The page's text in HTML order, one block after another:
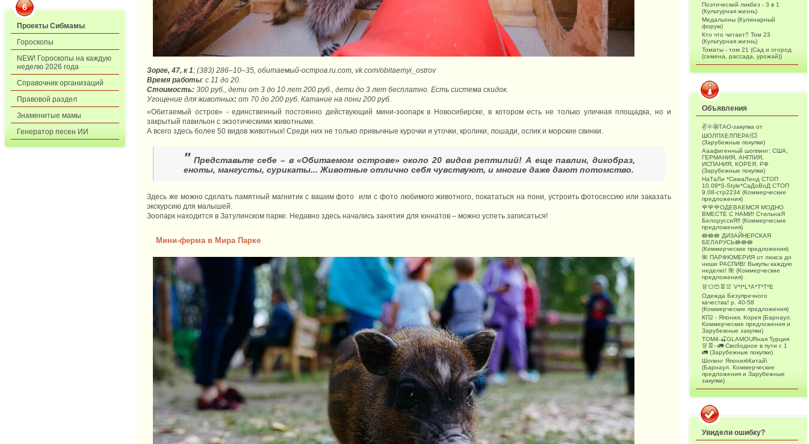
6
Проекты Сибмамы
Гороскопы
NEW! Гороскопы на каждую
неделю 2026 года
Справочник организаций
Правовой раздел
Знаменитые мамы
Генератор песен ИИ
Зорге, 47, к 1; (383) 286‒10‒35, обитаемый-остров.ru.com, vk.com/obitaemyi_ostrov
Время работы: с 11 до 20.
Стоимость: 300 руб., дети от 3 до 10 лет 200 руб., дети до 3 лет бесплатно. Есть система скидок.
Угощение для животных: от 70 до 200 руб. Катание на пони 200 руб.
«Обитаемый остров» - единственный постоянно действующий мини-зоопарк в Новосибирске, в котором есть не только уличная площадка, но и
закрытый павильон с экзотическими животными.
А всего здесь более 50 видов животных! Среди них не только привычные курочки и уточки, кролики, лошади, ослик и морские свинки.
" Представьте себе – в «Обитаемом острове» около 20 видов рептилий! А еще павлин, дикобраз,
еноты, мангусты, сурикаты... Животные отлично себя чувствуют, и многие даже дают потомство.
Здесь же можно сделать памятный магнитик с вашим фото или с фото любимого животного, покататься на пони, устроить фотосессию или заказать
экскурсию для малышей.
Зоопарк находится в Затулинском парке. Недавно здесь начались занятия для юннатов – можно успеть записаться!
Мини-ферма в Мира Парке
Поэтический ликбез - 3 в 1
(Культурная жизнь)
Медальоны (Кулинарный
форум)
Кто что читает? Том 23
(Культурная жизнь)
Томаты - том 21 (Сад и огород
(семена, рассада, урожай))
Объявления
✌️🌞🤩ТАО-закупка от
ШОЛПХЕЛПЕРА!💥
(Зарубежные покупки)
Ааафигенный шоппинг: США,
ГЕРМАНИЯ, АНГЛИЯ,
ИСПАНИЯ, КОРЕЯ, РФ
(Зарубежные покупки)
НаТаЛи *СимаЛенд СТОП
10.08*S-Style*СаДоВоД СТОП
9.08-стр2234 (Коммерческие
предложения)
🌹🌹🌹ОДЕВАЕМСЯ МОДНО
ВМЕСТЕ С НАМИ! СтильнаЯ
БелоруссиЯ‼ (Коммерческие
предложения)
🪷🪷🪷 ДИЗАЙНЕРСКАЯ
БЕЛАРУСЬ🪷🪷🪷
(Коммерческие предложения)
🌺 ПАРФЮМЕРИЯ от люкса до
ниши РАСПИВ! Выкупы каждую
неделю! 🌺 (Коммерческие
предложения)
👗👕🩳👖👚 V*I*L*A*T*T*E
Одежда Безупречного
качества! р. 40-58
(Коммерческие предложения)
КП2 - Япония, Корея (Барнаул.
Коммерческие предложения и
Зарубежные закупки)
ТОМ4-🍒GLAMOURная Турция
👗👖- 🚛 Свободное в пути с 1
🚛 (Зарубежные покупки)
Шопинг Япония\Китай\
(Барнаул. Коммерческие
предложения и Зарубежные
закупки)
Увидели ошибку?